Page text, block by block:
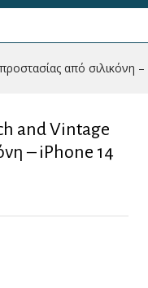
από σιλικόνη
and Vintage
– iPhone 14